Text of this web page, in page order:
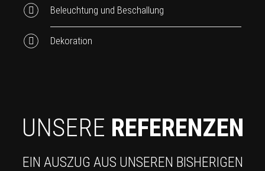
Beleuchtung und Beschallung
Dekoration
UNSERE REFERENZEN
EIN AUSZUG AUS UNSEREN BISHERIGEN